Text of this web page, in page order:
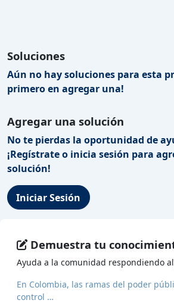
Soluciones
Aún no hay soluciones para esta
primero en agregar una!
Agregar una solución
No te pierdas la oportunidad de
¡Regístrate o inicia sesión para
solución!
Iniciar Sesión
Demuestra tu
Ayuda a la comunidad respondiendo
En Colombia, las ramas del poder
control …